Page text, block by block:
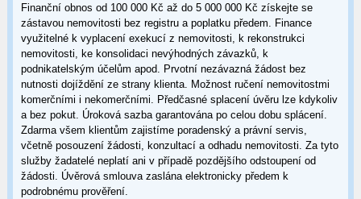
Finanční obnos od 100 000 Kč až do 5 000 000 Kč získejte se
zástavou nemovitosti bez registru a poplatku předem. Finance
využitelné k vyplacení exekucí z nemovitosti, k rekonstrukci
nemovitosti, ke konsolidaci nevýhodných závazků, k
podnikatelským účelům apod. Prvotní nezávazná žádost bez
nutnosti dojíždění ze strany klienta. Možnost ručení nemovitostmi
komerčními i nekomerčními. Předčasné splacení úvěru lze kdykoliv
a bez pokut. Úroková sazba garantována po celou dobu splácení.
Zdarma všem klientům zajistíme poradenský a právní servis,
včetně posouzení žádosti, konzultací a odhadu nemovitosti. Za tyto
služby žadatelé neplatí ani v případě pozdějšího odstoupení od
žádosti. Úvěrová smlouva zaslána elektronicky předem k
podrobnému prověření.